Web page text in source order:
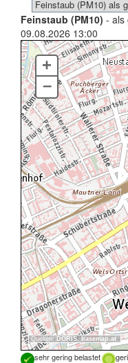
Feinstaub (PM10) - als
09.08.2026 13:00
Quellen: DORIS, basemap.at
+
–
sehr gering belastet